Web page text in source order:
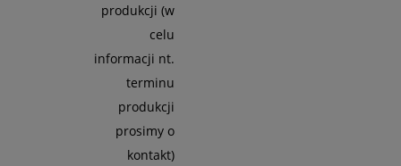
produkcji (w
celu
informacji nt.
terminu
produkcji
prosimy o
kontakt)